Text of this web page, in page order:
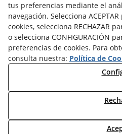
Aviso Legal
Política de
© 08/2026 AINOX ACER SL -
tus preferencias mediante el
navegación. Selecciona
cookies, selecciona RECHAZAR
o selecciona CONFIGURACIÓN
preferencias de cookies. Para
consulta nuestra: Política de